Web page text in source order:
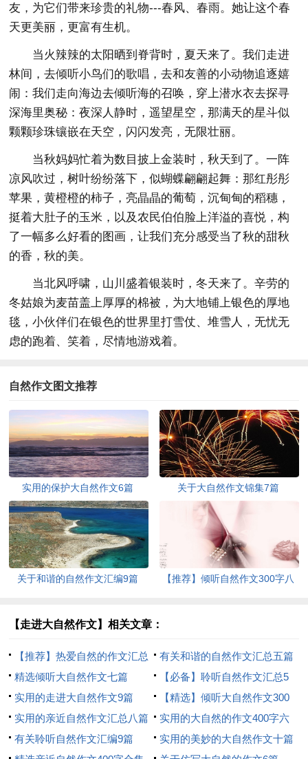
友，为它们带来珍贵的礼物---春风、春雨。她让这个春
天更美丽，更富有生机。
当火辣辣的太阳晒到脊背时，夏天来了。我们走进
林间，去倾听小鸟们的歌唱，去和友善的小动物追逐嬉
闹：我们走向海边去倾听海的召唤，穿上潜水衣去探寻
深海里奥秘：夜深人静时，遥望星空，那满天的星斗似
颗颗珍珠镶嵌在天空，闪闪发亮，无限壮丽。
当秋妈妈忙着为数目披上金装时，秋天到了。一阵
凉风吹过，树叶纷纷落下，似蝴蝶翩翩起舞：那红彤彤
苹果，黄橙橙的柿子，亮晶晶的葡萄，沉甸甸的稻穗，
挺着大肚子的玉米，以及农民伯伯脸上洋溢的喜悦，构
了一幅多么好看的图画，让我们充分感受当了秋的甜秋
的香，秋的美。
当北风呼啸，山川盛着银装时，冬天来了。辛劳的
冬姑娘为麦苗盖上厚厚的棉被，为大地铺上银色的厚地
毯，小伙伴们在银色的世界里打雪仗、堆雪人，无忧无
虑的跑着、笑着，尽情地游戏着。
自然作文图文推荐
实用的保护大自然作文6篇 关于大自然作文锦集7篇
关于和谐的自然作文汇编9篇
【推荐】倾听自然作文300字八
【走进大自然作文】相关文章：
【推荐】热爱自然的作文汇总
九篇
有关和谐的自然作文汇总五篇
精选倾听大自然作文七篇
【必备】聆听自然作文汇总5
篇
实用的走进大自然作文9篇
【精选】倾听大自然作文300
字3篇
实用的亲近自然作文汇总八篇
实用的大自然的作文400字六
篇
有关聆听自然作文汇编9篇
实用的美妙的大自然作文十篇